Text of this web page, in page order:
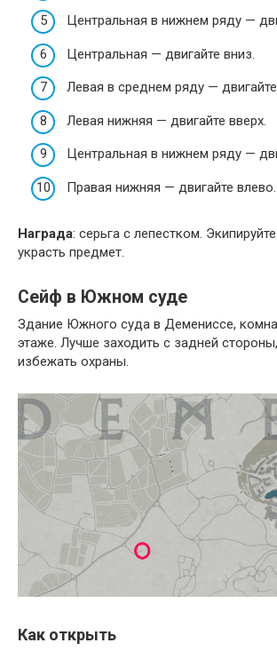
Центральная в нижнем ряду —
Центральная — двигайте вниз.
Левая в среднем ряду —
Левая нижняя — двигайте вверх.
Центральная в нижнем ряду —
Правая нижняя — двигайте влево.
Награда: серьга с лепестком.
украсть предмет.
Сейф в Южном суде
Здание Южного суда в Демениссе,
этаже. Лучше заходить с задней
избежать охраны.
Как открыть